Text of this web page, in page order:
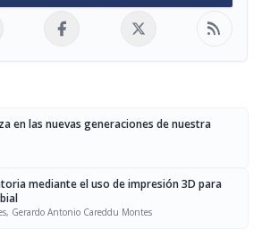
rss_feed
en las nuevas generaciones de nuestra
mediante el uso de impresión 3D para
Gerardo Antonio Careddu Montes